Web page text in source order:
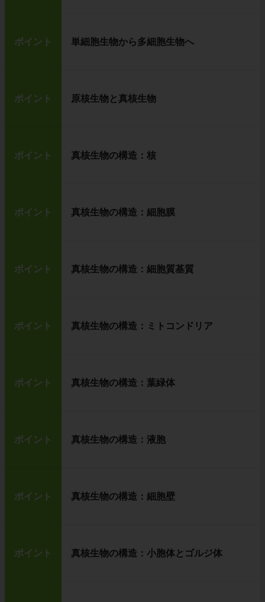
ポイント 単細胞生物から多細胞生物へ
ポイント 原核生物と真核生物
ポイント 真核生物の構造：核
ポイント 真核生物の構造：細胞膜
ポイント 真核生物の構造：細胞質基質
ポイント 真核生物の構造：ミトコンドリア
ポイント 真核生物の構造：葉緑体
ポイント 真核生物の構造：液胞
ポイント 真核生物の構造：細胞壁
ポイント 真核生物の構造：小胞体とゴルジ体